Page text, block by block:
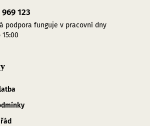
123
podpora funguje v pracovní dny